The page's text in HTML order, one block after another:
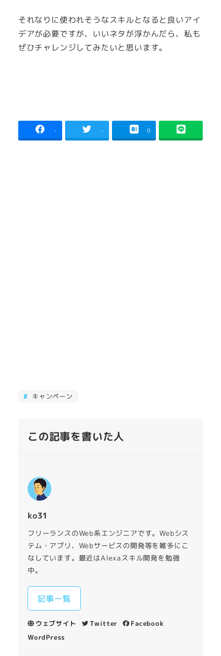
それなりに使われそうなスキルとなると良いアイ
デアが必要ですが、いいネタが浮かんだら、私も
ぜひチャレンジしてみたいと思います。
- - 0
キャンペーン
この記事を書いた人
ko31
フリーランスのWeb系エンジニアです。Webシス
テム・アプリ、Webサービスの開発等を雑多にこ
なしています。最近はAlexaスキル開発を勉強
中。
記事一覧
ウェブサイト Twitter
Facebook
WordPress